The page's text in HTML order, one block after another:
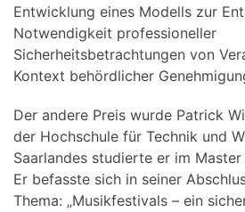
Entwicklung eines Modells zur
Notwendigkeit professioneller
Sicherheitsbetrachtungen von
Kontext behördlicher
Der andere Preis wurde Patrick
der Hochschule für Technik und
Saarlandes studierte er im
Er befasste sich in seiner
Thema: „Musikfestivals – ein